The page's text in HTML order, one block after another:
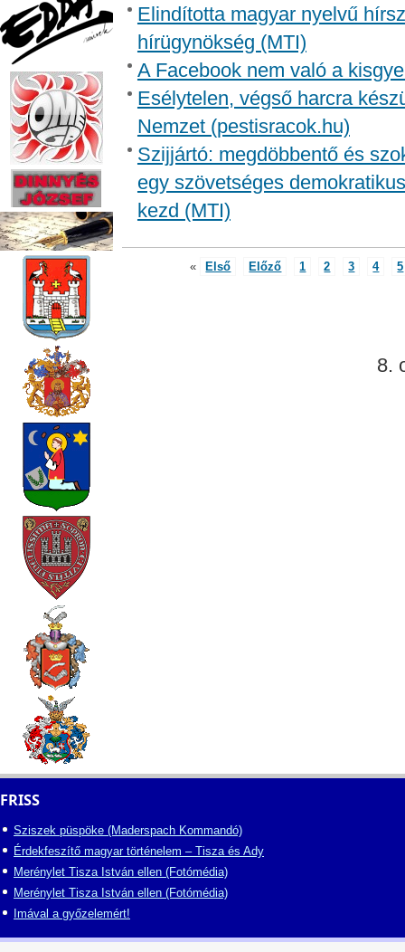
Elindította magyar nyelvű
hírügynökség (MTI)
A Facebook nem való a
Esélytelen, végső harcra
Nemzet (pestisracok.hu)
Szijjártó: megdöbbentő és
egy szövetséges
kezd (MTI)
« Első Előző 1 2 3 4 5
8.
FRISS
Sziszek püspöke (Maderspach Kommandó)
Érdekfeszítő magyar történelem – Tisza és Ady
Merénylet Tisza István ellen (Fotómédia)
Merénylet Tisza István ellen (Fotómédia)
Imával a győzelemért!